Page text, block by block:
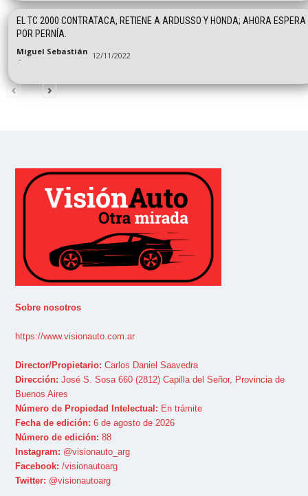
EL TC 2000 CONTRATACA, RETIENE A ARDUSSO Y HONDA; AHORA ESPERA
POR PERNÍA.
Miguel Sebastián
- 12/11/2022
Sobre nosotros
https://www.visionauto.com.ar
Director/Propietario: Carlos Daniel Saavedra
Dirección: José S. Sosa 660 (2812) Capilla del Señor, Provincia de
Buenos Aires
Número de Propiedad Intelectual: En trámite
Fecha de edición: 6 de agosto de 2026
Número de edición: 88
Instagram: @visionauto_arg
Facebook: /visionautoarg
Twitter: @visionautoarg